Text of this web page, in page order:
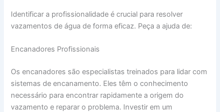
Identificar a profissionalidade é crucial para resolver
vazamentos de água de forma eficaz. Peça a ajuda de:
Encanadores Profissionais
Os encanadores são especialistas treinados para lidar com
sistemas de encanamento. Eles têm o conhecimento
necessário para encontrar rapidamente a origem do
vazamento e reparar o problema. Investir em um